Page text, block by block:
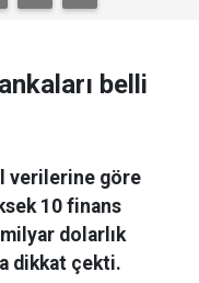
belli
verilerine göre
10 finans
dolarlık
dikkat çekti.